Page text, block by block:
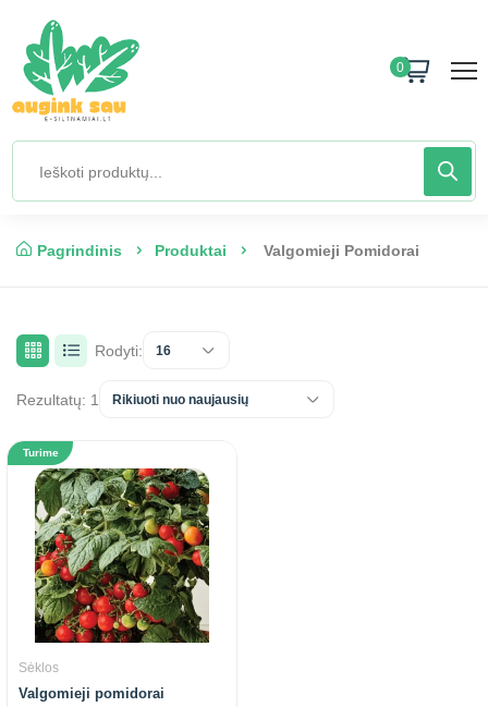
0
Pagrindinis Produktai Valgomieji Pomidorai
Rodyti: 16
Rezultatų: 1 Rikiuoti nuo naujausių
Turime
Sėklos
Valgomieji pomidorai